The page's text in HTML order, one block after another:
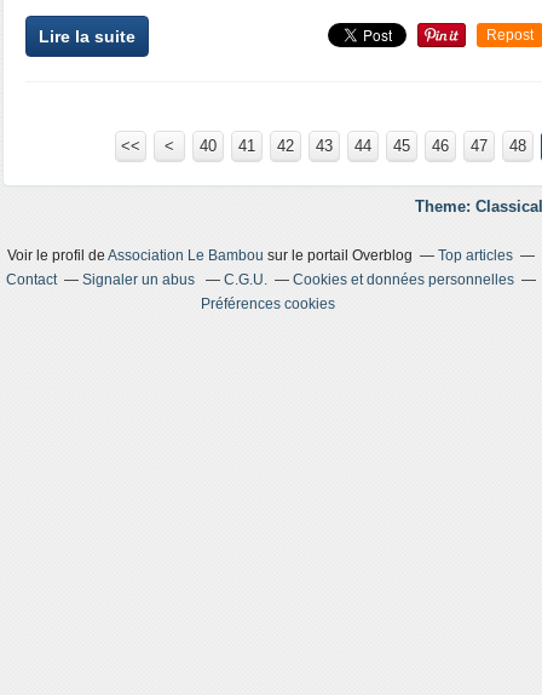
Lire la suite Repost
<< < 10
20
30
40 41 42 43 44 45 46 47 48
Theme:
Voir le profil de Association Le Bambou sur le portail Overblog
Top articles
Contact
Signaler un abus C.G.U.
Cookies et données personnelles
Préférences cookies